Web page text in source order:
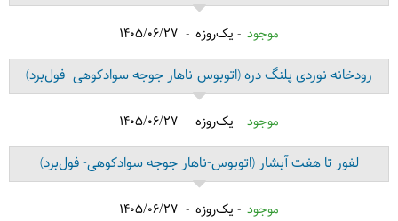
موجود یک‌روزه 1405/06/27
رودخانه نوردی پلنگ دره(اتوبوس-ناهار جوجه سوادکوهی- فول‌برد)
موجود یک‌روزه 1405/06/27
لفور تا هفت آبشار(اتوبوس-ناهار جوجه سوادکوهی- فول‌برد)
موجود یک‌روزه 1405/06/27